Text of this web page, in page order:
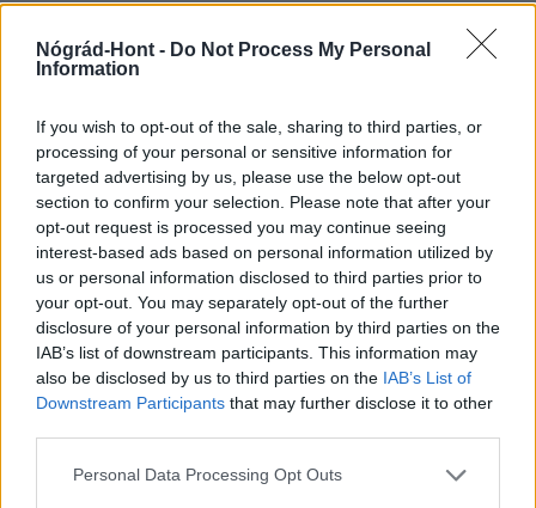
Nógrád-Hont - Do Not Process My Personal
Information
If you wish to opt-out of the sale, sharing to third parties, or
processing of your personal or sensitive information for
targeted advertising by us, please use the below opt-out
section to confirm your selection. Please note that after your
opt-out request is processed you may continue seeing
interest-based ads based on personal information utilized by
us or personal information disclosed to third parties prior to
your opt-out. You may separately opt-out of the further
disclosure of your personal information by third parties on the
IAB’s list of downstream participants. This information may
also be disclosed by us to third parties on the IAB’s List of
Downstream Participants that may further disclose it to other
Please note that this website/app uses one or more Google
Personal Data Processing Opt Outs
Aktuális fűtés kéménytűz égetés tüzelőberendezés
AJÁNLJUK MÉG
MAGYAR ÉPÍTŐK
Mi épül?